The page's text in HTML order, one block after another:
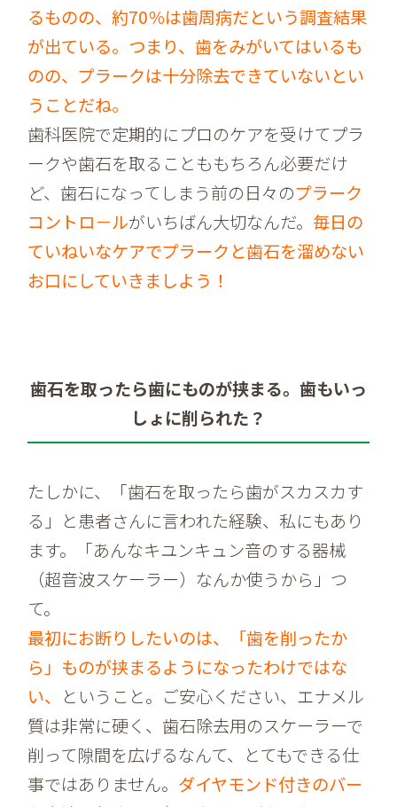
るものの、約70％は歯周病だという調査結果
が出ている。つまり、歯をみがいてはいるも
のの、プラークは十分除去できていないとい
うことだね。
歯科医院で定期的にプロのケアを受けてプラ
ークや歯石を取ることももちろん必要だけ
ど、歯石になってしまう前の日々のプラーク
コントロ－ルがいちばん大切なんだ。 毎日の
ていねいなケアでプラークと歯石を溜めない
お口にしていきましよう！
歯石を取ったら歯にものが挟まる。歯もいっ
しょに削られた？
たしかに、「歯石を取ったら歯がスカスカす
る」と患者さんに言われた経験、私にもあり
ます。「あんなキユンキュン音のする器械
（超音波スケーラー）なんか使うから」つ
て。
最初にお断りしたいのは、「歯を削ったか
ら」ものが挟まるようになったわけではな
い、 ということ。ご安心ください、エナメル
質は非常に硬く、歯石除去用のスケーラーで
削って隙間を広げるなんて、とてもできる仕
事ではありません。 ダイヤモンド付きのバー